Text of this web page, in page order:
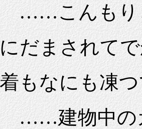
もりと松
されてで
にも凍つ
中のガ